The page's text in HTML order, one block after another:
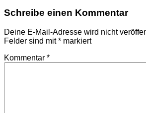
Schreibe einen Kommentar
Deine E-Mail-Adresse wird nicht
Felder sind mit* markiert
Kommentar *